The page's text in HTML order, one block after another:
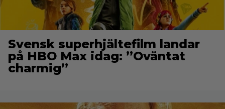
Svensk superhjältefilm landar
på HBO Max idag: ”Oväntat
charmig”